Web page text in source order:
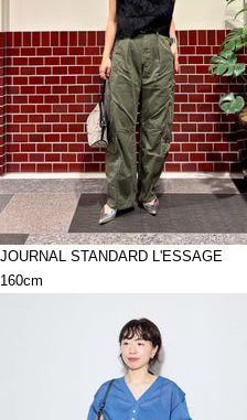
JOURNAL STANDARD L'ESSAGE
160cm